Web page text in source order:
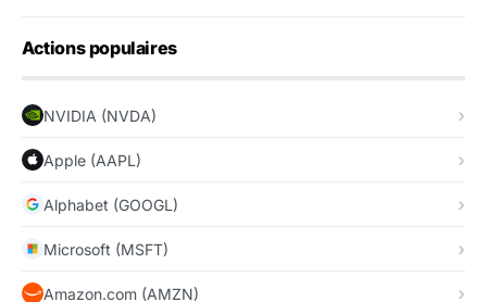
Actions populaires
NVIDIA (NVDA)
Apple (AAPL)
Alphabet (GOOGL)
Microsoft (MSFT)
Amazon.com (AMZN)